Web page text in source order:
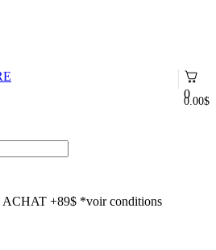
0
0.00$
+89$ *voir conditions